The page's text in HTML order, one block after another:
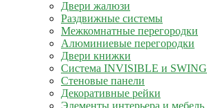
Двери жалюзи
Раздвижные системы
Межкомнатные перегородки
Алюминиевые перегородки
Двери книжки
Система INVISIBLE и SWING
Стеновые панели
Декоративные рейки
Элементы интерьера и мебель